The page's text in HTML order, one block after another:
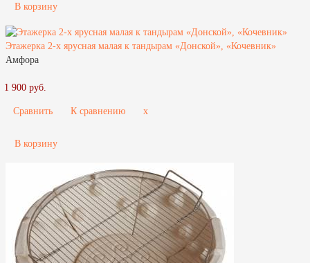
В корзину
Этажерка 2-х ярусная малая к тандырам «Донской», «Кочевник»
Амфора
1 900 руб.
Сравнить К сравнению x
В корзину